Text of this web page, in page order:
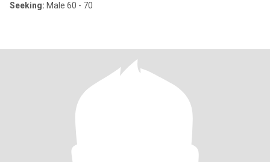
Seeking: Male 60 - 70